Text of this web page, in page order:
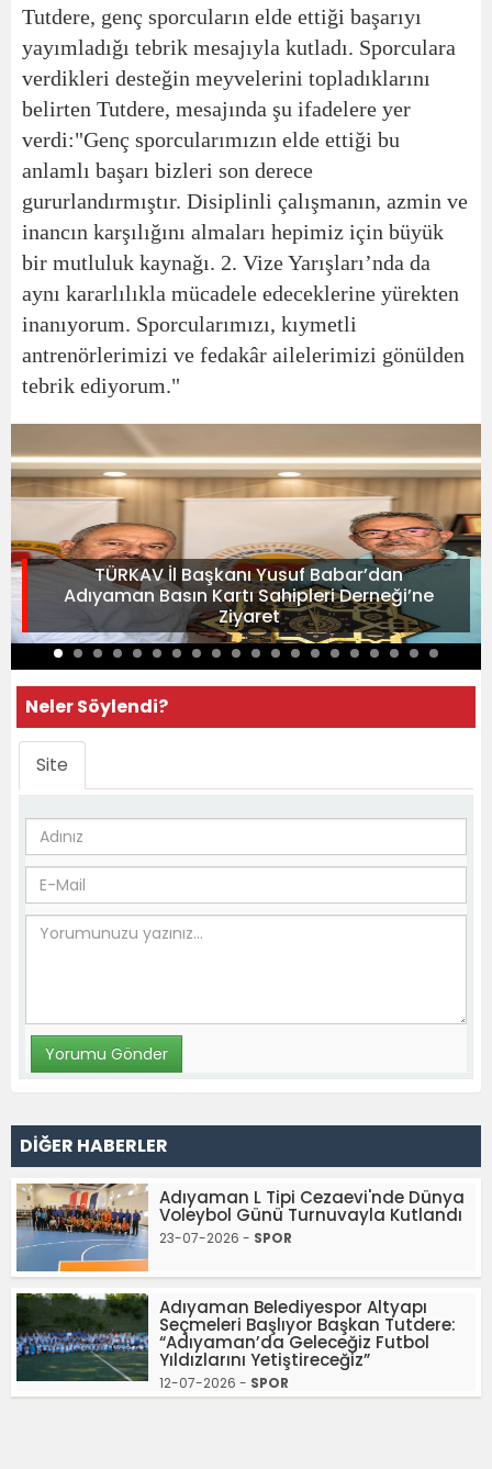
Tutdere, genç sporcuların elde ettiği başarıyı
yayımladığı tebrik mesajıyla kutladı. Sporculara
verdikleri desteğin meyvelerini topladıklarını
belirten Tutdere, mesajında şu ifadelere yer
verdi:"Genç sporcularımızın elde ettiği bu
anlamlı başarı bizleri son derece
gururlandırmıştır. Disiplinli çalışmanın, azmin ve
inancın karşılığını almaları hepimiz için büyük
bir mutluluk kaynağı. 2. Vize Yarışları’nda da
aynı kararlılıkla mücadele edeceklerine yürekten
inanıyorum. Sporcularımızı, kıymetli
antrenörlerimizi ve fedakâr ailelerimizi gönülden
tebrik ediyorum."
TÜRKAV İl Başkanı Yusuf Babar’dan
Adıyaman Basın Kartı Sahipleri Derneği’ne
Ziyaret
Neler Söylendi?
Site
DİĞER HABERLER
Adıyaman L Tipi Cezaevi'nde Dünya
Voleybol Günü Turnuvayla Kutlandı
23-07-2026 - SPOR
Adıyaman Belediyespor Altyapı
Seçmeleri Başlıyor Başkan Tutdere:
“Adıyaman’da Geleceğiz Futbol
Yıldızlarını Yetiştireceğiz”
12-07-2026 - SPOR